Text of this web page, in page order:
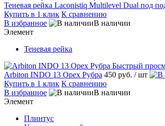
Теневая рейка Laconistiq Multilevel Dual под
Купить в 1 клик К сравнению
В избранное
В наличии
Элемент
Теневая рейка
Быстрый
Arbiton INDO 13 Орех Рубра 450 руб. / шт
Купить в 1 клик К сравнению
В избранное
В наличии
Элемент
Плинтус